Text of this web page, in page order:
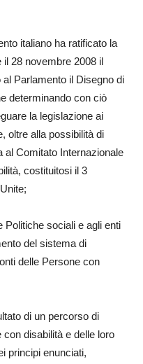
italiano ha ratificato la
28 novembre 2008 il
Parlamento il Disegno di
determinando con ciò
la legislazione ai
oltre alla possibilità di
al Comitato Internazionale
costituitosi il 3
Politiche sociali e agli enti
del sistema di
delle Persone con
di un percorso di
disabilità e delle loro
principi enunciati,